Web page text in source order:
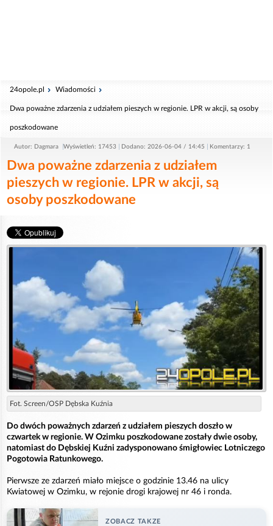
24opole.pl Wiadomości
Dwa poważne zdarzenia z udziałem pieszych w regionie. LPR w akcji, są osoby
poszkodowane
Autor: Dagmara Wyświetleń: 17453 Dodano: 2026-06-04 / 14:45 Komentarzy: 1
Dwa poważne zdarzenia z udziałem
pieszych w regionie. LPR w akcji, są
osoby poszkodowane
Fot. Screen/OSP Dębska Kuźnia
Do dwóch poważnych zdarzeń z udziałem pieszych doszło w
czwartek w regionie. W Ozimku poszkodowane zostały dwie osoby,
natomiast do Dębskiej Kuźni zadysponowano śmigłowiec Lotniczego
Pogotowia Ratunkowego.
Pierwsze ze zdarzeń miało miejsce o godzinie 13.46 na ulicy
Kwiatowej w Ozimku, w rejonie drogi krajowej nr 46 i ronda.
ZOBACZ TAKZE